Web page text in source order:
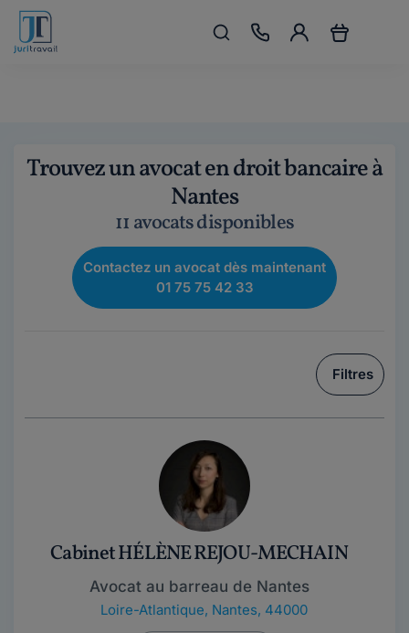
Trouvez un avocat en droit bancaire à
Nantes
11 avocats disponibles
Contactez un avocat dès maintenant
01 75 75 42 33
Filtres
Cabinet HÉLÈNE REJOU-MECHAIN
Avocat au barreau de Nantes
Loire-Atlantique, Nantes, 44000